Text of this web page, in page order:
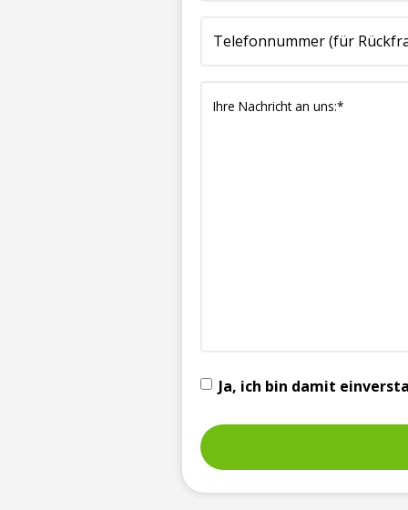
(erforderlich)
Ja, ich bin damit